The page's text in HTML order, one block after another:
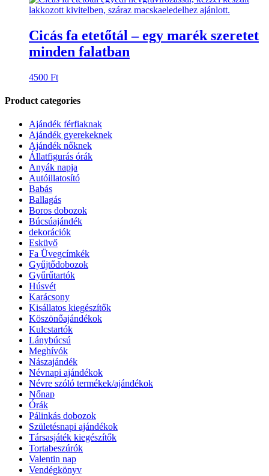
Cicás fa etetőtál – egy marék szeretet
minden falatban
4500 Ft
Product categories
Ajándék férfiaknak
Ajándék gyerekeknek
Ajándék nőknek
Állatfigurás órák
Anyák napja
Autóillatosító
Babás
Ballagás
Boros dobozok
Búcsúajándék
dekorációk
Esküvő
Fa Üvegcímkék
Gyűjtődobozok
Gyűrűtartók
Húsvét
Karácsony
Kisállatos kiegészítők
Köszönőajándékok
Kulcstartók
Lánybúcsú
Meghívók
Nászajándék
Névnapi ajándékok
Névre szóló termékek/ajándékok
Nőnap
Órák
Pálinkás dobozok
Születésnapi ajándékok
Társasjáték kiegészítők
Tortabeszúrók
Valentin nap
Vendégkönyv